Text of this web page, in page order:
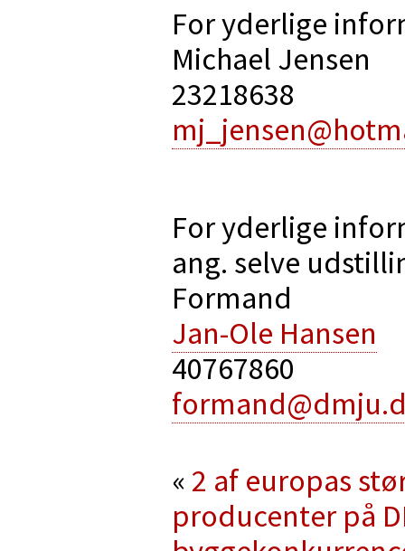
For yderlige
Michael Jensen
23218638
For yderlige
ang. selve
Formand
Jan-Ole Hansen
40767860
« 2 af europas
producenter på